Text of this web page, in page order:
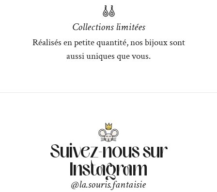
Collections limitées
Réalisés en petite quantité, nos bijoux sont
aussi uniques que vous.
Suivez-nous sur
Instagram
@la.souris.fantaisie